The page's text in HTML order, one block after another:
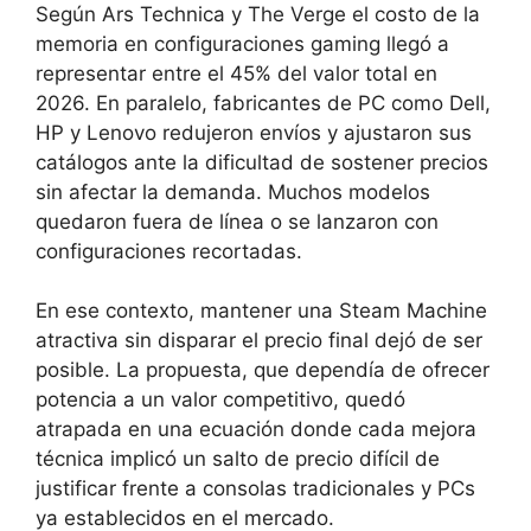
Según Ars Technica y The Verge el costo de la
memoria en configuraciones gaming llegó a
representar entre el 45% del valor total en
2026. En paralelo, fabricantes de PC como Dell,
HP y Lenovo redujeron envíos y ajustaron sus
catálogos ante la dificultad de sostener precios
sin afectar la demanda. Muchos modelos
quedaron fuera de línea o se lanzaron con
configuraciones recortadas.
En ese contexto, mantener una Steam Machine
atractiva sin disparar el precio final dejó de ser
posible. La propuesta, que dependía de ofrecer
potencia a un valor competitivo, quedó
atrapada en una ecuación donde cada mejora
técnica implicó un salto de precio difícil de
justificar frente a consolas tradicionales y PCs
ya establecidos en el mercado.